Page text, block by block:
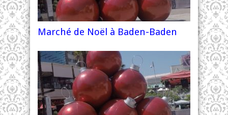
Marché de Noël à Baden-Baden